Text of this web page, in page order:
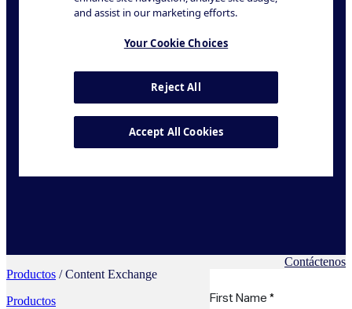
Productos / Content Exchange
Productos
Contáctenos